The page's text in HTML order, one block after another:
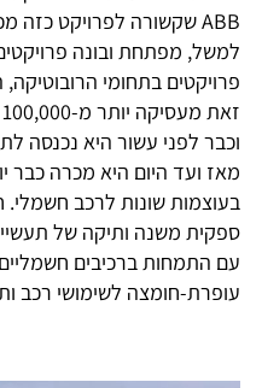
למשל, מפתחת ובונה
פרויקטים בתחומי
וכבר לפני עשור היא נכנסה
ספקית משנה ותיקה של
עם התמחות ברכיבים
עופרת-חומצה לשימושי רכב